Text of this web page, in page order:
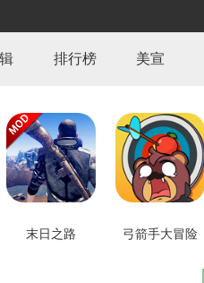
排行榜 美宣
末日之路 弓箭手大冒险